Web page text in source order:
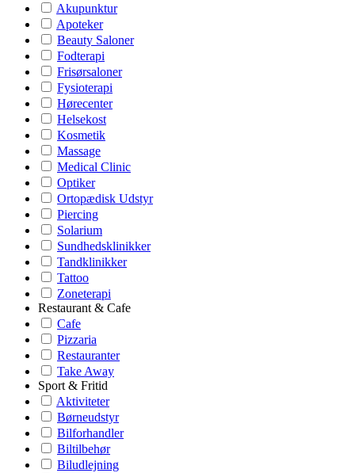
Akupunktur
Apoteker
Beauty Saloner
Fodterapi
Frisørsaloner
Fysioterapi
Hørecenter
Helsekost
Kosmetik
Massage
Medical Clinic
Optiker
Ortopædisk Udstyr
Piercing
Solarium
Sundhedsklinikker
Tandklinikker
Tattoo
Zoneterapi
Restaurant & Cafe
Cafe
Pizzaria
Restauranter
Take Away
Sport & Fritid
Aktiviteter
Børneudstyr
Bilforhandler
Biltilbehør
Biludlejning